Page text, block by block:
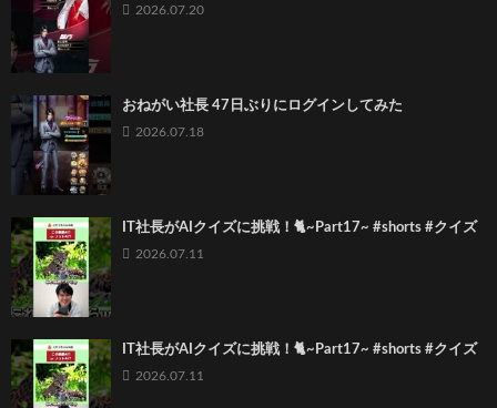
2026.07.20
おねがい社長 47日ぶりにログインしてみた
2026.07.18
IT社長がAIクイズに挑戦！🐈~Part17~ #shorts #クイズ
2026.07.11
IT社長がAIクイズに挑戦！🐈~Part17~ #shorts #クイズ
2026.07.11